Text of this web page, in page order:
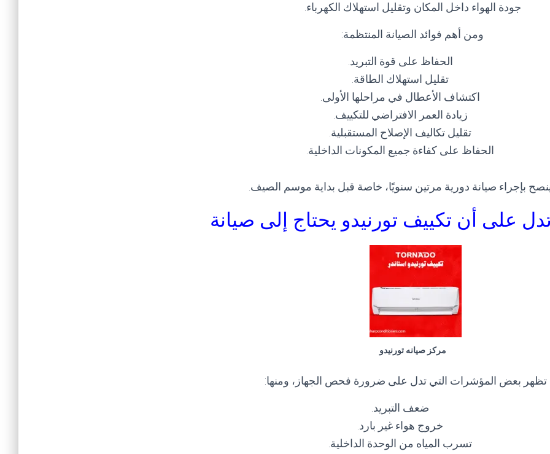
جودة الهواء داخل المكان وتقليل استهلاك الكهرباء.
ومن أهم فوائد الصيانة المنتظمة:
الحفاظ على قوة التبريد.
تقليل استهلاك الطاقة.
اكتشاف الأعطال في مراحلها الأولى.
زيادة العمر الافتراضي للتكييف.
تقليل تكاليف الإصلاح المستقبلية.
الحفاظ على كفاءة جميع المكونات الداخلية.
بإجراء صيانة دورية مرتين سنويًا، خاصة قبل بداية موسم الصيف.
على أن تكييف تورنيدو يحتاج إلى صيانة
مركز صيانه تورنيدو
تظهر بعض المؤشرات التي تدل على ضرورة فحص الجهاز، ومنها:
ضعف التبريد.
خروج هواء غير بارد.
تسرب المياه من الوحدة الداخلية.